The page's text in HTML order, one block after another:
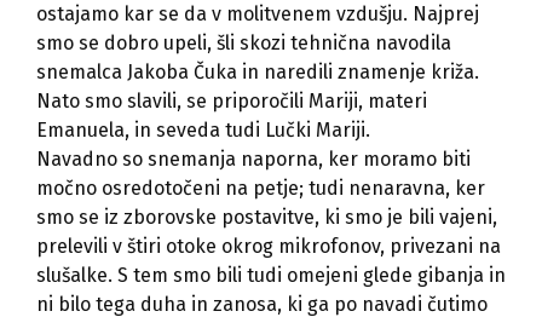
ostajamo kar se da v molitvenem vzdušju. Najprej
smo se dobro upeli, šli skozi tehnična navodila
snemalca Jakoba Čuka in naredili znamenje križa.
Nato smo slavili, se priporočili Mariji, materi
Emanuela, in seveda tudi Lučki Mariji.
Navadno so snemanja naporna, ker moramo biti
močno osredotočeni na petje; tudi nenaravna, ker
smo se iz zborovske postavitve, ki smo je bili vajeni,
prelevili v štiri otoke okrog mikrofonov, privezani na
slušalke. S tem smo bili tudi omejeni glede gibanja in
ni bilo tega duha in zanosa, ki ga po navadi čutimo